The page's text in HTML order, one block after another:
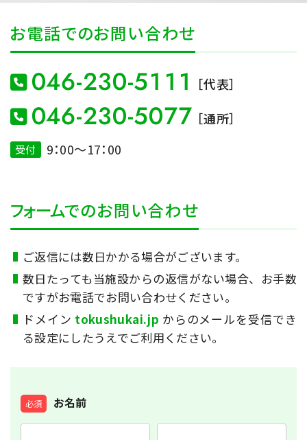
お電話でのお問い合わせ
046-230-5111 ［代表］
046-230-5077 ［通所］
受付 9：00～17：00
フォームでのお問い合わせ
ご返信には数日かかる場合がございます。
数日たっても当施設からの返信がない場合、お手数
ですがお電話でお問い合わせください。
ドメイン tokushukai.jp からのメールを受信でき
る設定にしたうえでご利用ください。
必須 お名前
ショートステイ
通所リハ
（デイケア）
HOME
施設案内
各種申込書
採用情報